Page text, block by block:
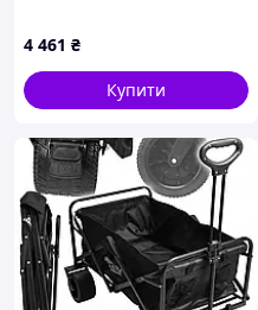
колеса 4х8 (01-010ПУ)
4 461 ₴
Купити